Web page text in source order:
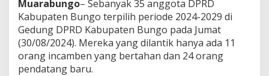
Muarabungo– Sebanyak 35 anggota DPRD
Kabupaten Bungo terpilih periode 2024-2029 di
Gedung DPRD Kabupaten Bungo pada Jumat
(30/08/2024). Mereka yang dilantik hanya ada 11
orang incamben yang bertahan dan 24 orang
pendatang baru.